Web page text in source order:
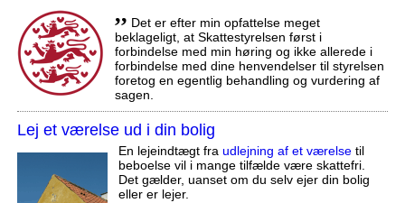
,, Det er efter min opfattelse meget
beklageligt, at Skattestyrelsen først i
forbindelse med min høring og ikke allerede i
forbindelse med dine henvendelser til styrelsen
foretog en egentlig behandling og vurdering af
sagen.
Lej et værelse ud i din bolig
En lejeindtægt fra udlejning af et værelsetil
beboelse vil i mange tilfælde være skattefri.
Det gælder, uanset om du selv ejer din bolig
eller er lejer.